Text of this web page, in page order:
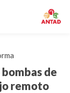
de
remoto